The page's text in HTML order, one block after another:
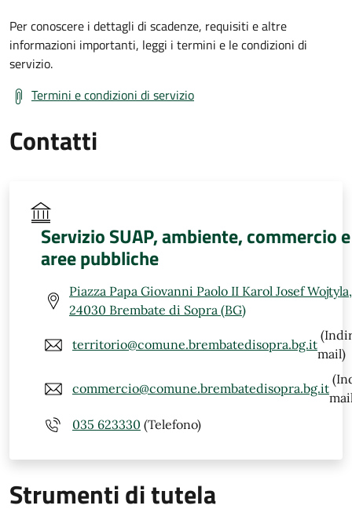
Per conoscere i dettagli di scadenze, requisiti e altre
informazioni importanti, leggi i termini e le condizioni di
servizio.
Termini e condizioni di servizio
Contatti
Servizio SUAP, ambiente, commercio e
aree pubbliche
Piazza Papa Giovanni Paolo II Karol Josef
24030 Brembate di Sopra (BG)
territorio@comune.brembatedisopra.bg.it
mail)
commercio@comune.brembatedisopra.bg.it
035 623330 (Telefono)
Strumenti di tutela